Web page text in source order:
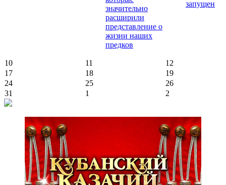
значительно
расширили
представление о
жизни наших
предков
запущен
10 11
12
17
18
19
24
25
26
31
1 2